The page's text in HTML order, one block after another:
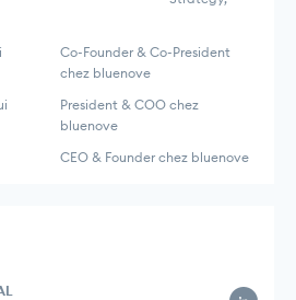
Co-Founder & Co-President
chez bluenove
President & COO chez
bluenove
CEO & Founder chez bluenove